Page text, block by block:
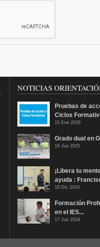
NOTICIAS
Pruebas de
Ciclos
15 Ene 2026
Grado dual en
16 Jun 2025
¡Libera tu
ayuda :
18 Dic 2024
Formación
en el IES...
17 Jun 2024